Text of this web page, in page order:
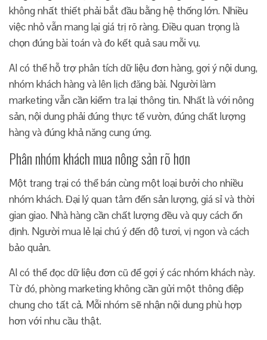
không nhất thiết phải bắt đầu bằng hệ thống lớn. Nhiều
việc nhỏ vẫn mang lại giá trị rõ ràng. Điều quan trọng là
chọn đúng bài toán và đo kết quả sau mỗi vụ.
AI có thể hỗ trợ phân tích dữ liệu đơn hàng, gợi ý nội dung,
nhóm khách hàng và lên lịch đăng bài. Người làm
marketing vẫn cần kiểm tra lại thông tin. Nhất là với nông
sản, nội dung phải đúng thực tế vườn, đúng chất lượng
hàng và đúng khả năng cung ứng.
Phân nhóm khách mua nông sản rõ hơn
Một trang trại có thể bán cùng một loại bưởi cho nhiều
nhóm khách. Đại lý quan tâm đến sản lượng, giá sỉ và thời
gian giao. Nhà hàng cần chất lượng đều và quy cách ổn
định. Người mua lẻ lại chú ý đến độ tươi, vị ngon và cách
bảo quản.
AI có thể đọc dữ liệu đơn cũ để gợi ý các nhóm khách này.
Từ đó, phòng marketing không cần gửi một thông điệp
chung cho tất cả. Mỗi nhóm sẽ nhận nội dung phù hợp
hơn với nhu cầu thật.